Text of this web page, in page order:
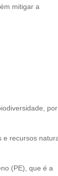
mitigar a
por
e recursos
(PE), que é a